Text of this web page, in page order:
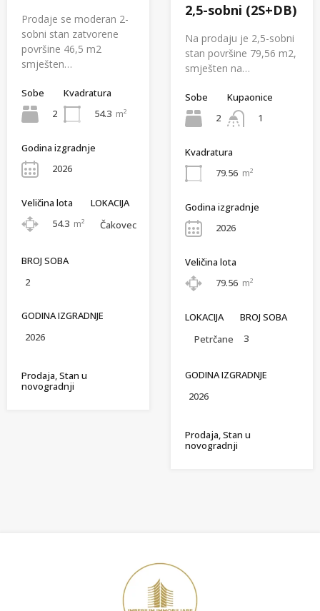
Prodaje se moderan 2-
sobni stan zatvorene
površine 46,5 m2
smješten…
Sobe
2
Kvadratura
54.3 m²
Godina izgradnje
2026
Veličina lota
54.3 m²
LOKACIJA
Čakovec
BROJ SOBA
2
GODINA IZGRADNJE
2026
Prodaja, Stan u
novogradnji
2,5-sobni (2S+DB)
Na prodaju je 2,5-sobni
stan površine 79,56 m2,
smješten na…
Sobe
2
Kupaonice
1
Kvadratura
79.56 m²
Godina izgradnje
2026
Veličina lota
79.56 m²
LOKACIJA
Petrčane
BROJ SOBA
3
GODINA IZGRADNJE
2026
Prodaja, Stan u
novogradnji